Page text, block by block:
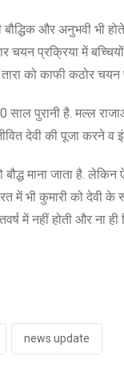
और अनुभवी भी
चयन प्रक्रिया में
को काफी कठोर
साल पुरानी है. मल्ल
देवी की पूजा करने व
माना जाता है.
में भी कुमारी को
में नहीं होती और ना
news update